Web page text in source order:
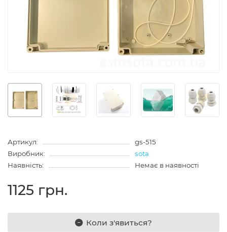
Артикул:
gs-515
Виробник:
sota
Наявність:
Немає в наявності
1125 грн.
Коли з'явиться?